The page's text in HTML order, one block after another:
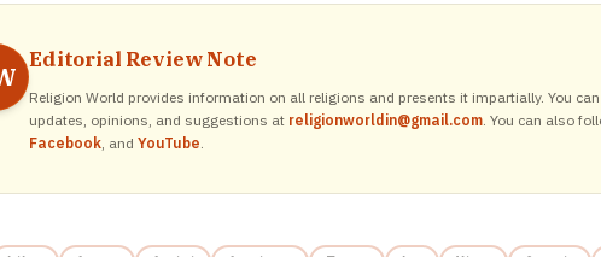
Editorial Review Note
Religion World provides information on all religions and presents it impartially. You
updates, opinions, and suggestions at religionworldin@gmail.com. You can also
Facebook, and YouTube.